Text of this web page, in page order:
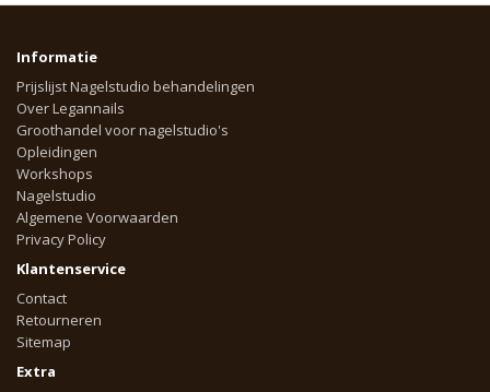
Informatie
Prijslijst Nagelstudio behandelingen
Over Legannails
Groothandel voor nagelstudio's
Opleidingen
Workshops
Nagelstudio
Algemene Voorwaarden
Privacy Policy
Klantenservice
Contact
Retourneren
Sitemap
Extra